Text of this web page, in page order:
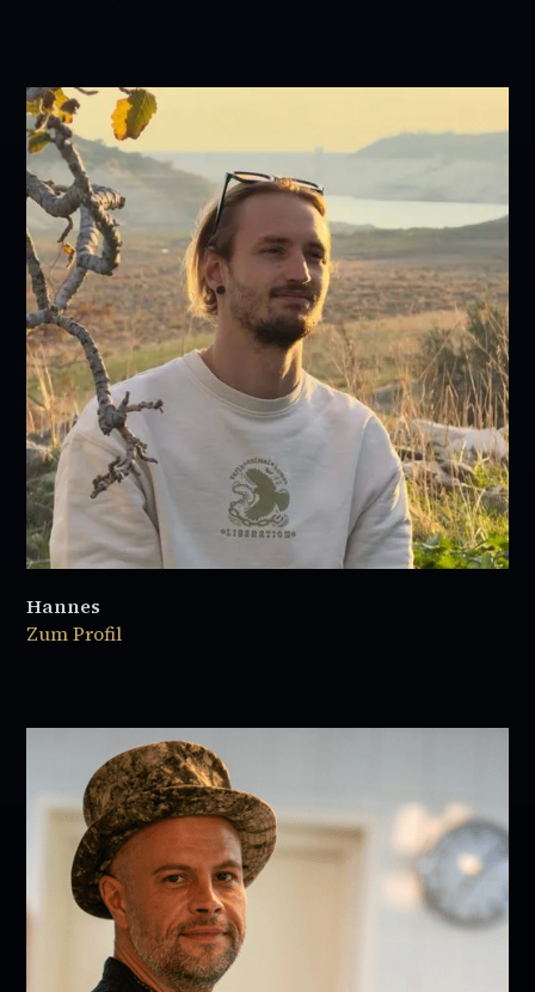
Hannes
Zum Profil